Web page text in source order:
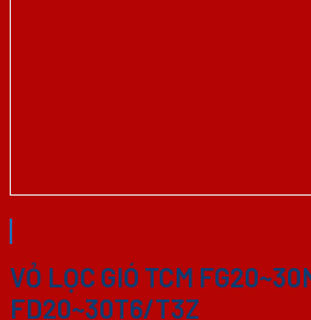
VỎ LỌC GIÓ TCM
FD20~30T6/T3Z